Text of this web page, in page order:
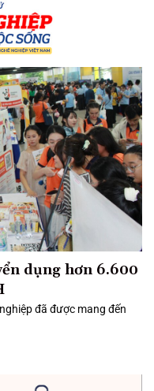
dụng hơn 6.600
đã được mang đến